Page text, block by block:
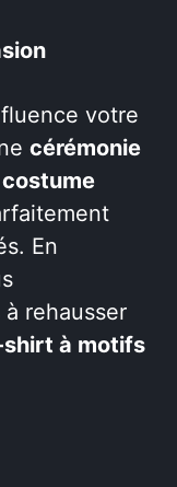
votre
cérémonie
costume
En
rehausser
à motifs